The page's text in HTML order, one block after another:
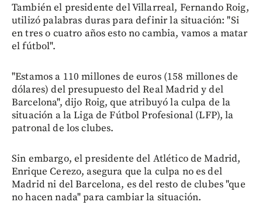
También el presidente del Villarreal, Fernando Roig,
utilizó palabras duras para definir la situación: "Si
en tres o cuatro años esto no cambia, vamos a matar
el fútbol".
"Estamos a 110 millones de euros (158 millones de
dólares) del presupuesto del Real Madrid y del
Barcelona", dijo Roig, que atribuyó la culpa de la
situación a la Liga de Fútbol Profesional (LFP), la
patronal de los clubes.
Sin embargo, el presidente del Atlético de Madrid,
Enrique Cerezo, asegura que la culpa no es del
Madrid ni del Barcelona, es del resto de clubes "que
no hacen nada" para cambiar la situación.